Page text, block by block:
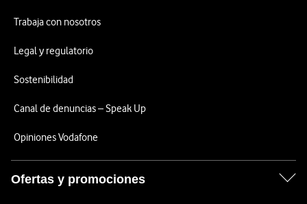
Trabaja con nosotros
Legal y regulatorio
Sostenibilidad
Canal de denuncias – Speak Up
Opiniones Vodafone
Ofertas y promociones